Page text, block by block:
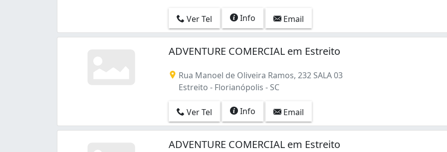
Ver Tel Info Email
ADVENTURE COMERCIAL em Estreito
Rua Manoel de Oliveira Ramos, 232 SALA 03
Estreito - Florianópolis - SC
Ver Tel Info Email
ADVENTURE COMERCIAL em Estreito